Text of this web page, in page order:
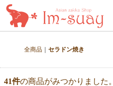
全商品 セラドン焼き
41件の商品がみつかりました。